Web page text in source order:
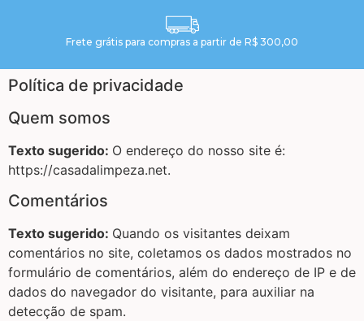
Frete grátis para compras a partir de R$ 300,00
Política de privacidade
Quem somos
Texto sugerido: O endereço do nosso site é:
https://casadalimpeza.net.
Comentários
Texto sugerido: Quando os visitantes deixam
comentários no site, coletamos os dados mostrados no
formulário de comentários, além do endereço de IP e de
dados do navegador do visitante, para auxiliar na
detecção de spam.